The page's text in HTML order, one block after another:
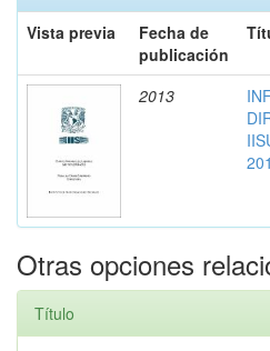
Vista previa
Fecha de
publicación
2013
Otras opciones
Título